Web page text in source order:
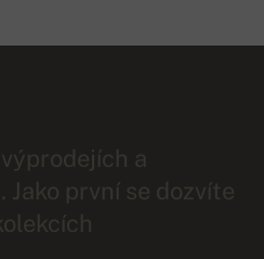
a
Jako první se dozvíte